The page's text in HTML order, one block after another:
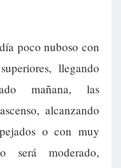
poco nuboso con
llegando
mañana, las
alcanzando
o con muy
será moderado,